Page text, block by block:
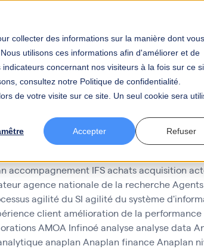
collecter des informations sur la manière dont vous
utilisons ces informations afin d'améliorer et de
concernant nos visiteurs à la fois sur ce
consultez notre Politique de confidentialité.
de votre visite sur ce site. Un seul cookie sera
Accepter Refuser
secteur BAW Votre carrière
accompagnement IFSachatsacquisition
agence nationale de la rechercheAgents
agilité du SI agilité du système
clientamélioration de la performance
AMOA Infinoéanalyseanalyse data
anaplan Anaplan financeAnaplan